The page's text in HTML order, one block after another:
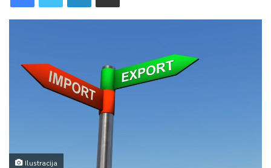
Ilustracija